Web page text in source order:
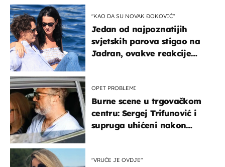
"KAO DA SU NOVAK ĐOKOVIĆ"
Jedan od najpoznatijih
svjetskih parova stigao na
Jadran, ovakve reakcije
OPET PROBLEMI
Burne scene u trgovačkom
centru: Sergej Trifunović i
supruga uhićeni nakon
"VRUĆE JE OVDJE"